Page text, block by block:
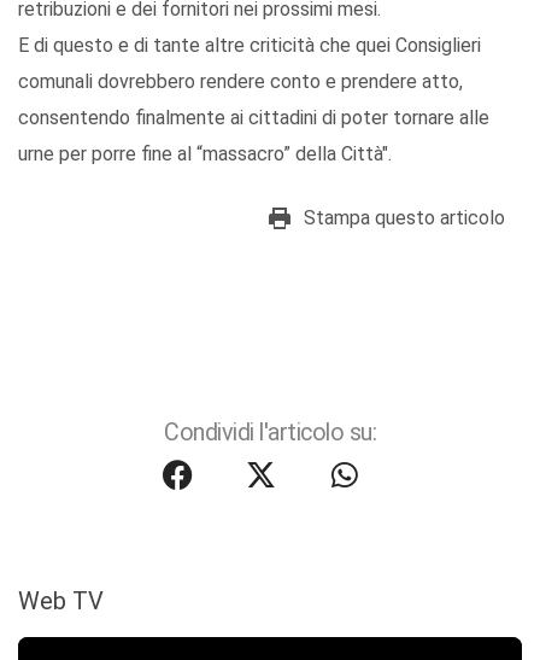
retribuzioni e dei fornitori nei prossimi mesi.
E di questo e di tante altre criticità che quei Consiglieri
comunali dovrebbero rendere conto e prendere atto,
consentendo finalmente ai cittadini di poter tornare alle
urne per porre fine al “massacro” della Città".
Stampa questo articolo
Condividi l'articolo su:
Web TV